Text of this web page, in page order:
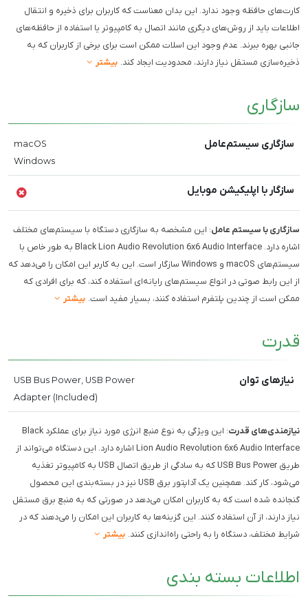
کارت‌های حافظه وجود ندارد. این بدان معناست که کاربران برای ذخیره و انتقال
اطلاعات باید از روش‌های دیگری مانند اتصال به کامپیوتر یا استفاده از حافظه‌های
جانبی بهره ببرند. عدم وجود این اسلات ممکن است برای برخی از کاربران که به
ذخیره‌سازی مستقل نیاز دارند، محدودیت ایجاد کند. بیشتر
سازگاری
سازگاری سیستم‌عامل
macOS
Windows
سازگار با اپلیکیشن موبایل
سازگاری با سیستم عامل: این مشخصه به سازگاری دستگاه با سیستم‌های مختلف
اشاره دارد. Black Lion Audio Revolution 6x6 Audio Interface به طور خاص با
سیستم‌های macOS و Windows سازگار است. این به کاربر این امکان را می‌دهد که
از این رابط صوتی در انواع سیستم‌های رایانه‌ای استفاده کند، که برای افرادی که
ممکن است از چندین پلتفرم استفاده کنند، بسیار مفید است. بیشتر
قدرت
نیازهای توان
USB Bus Power, USB Power
Adapter (Included)
نیازمندی‌های قدرت
: این ویژگی به نوع منبع انرژی مورد نیاز برای عملکرد Black
Lion Audio Revolution 6x6 Audio Interface اشاره دارد. این دستگاه می‌تواند از
طریق USB Bus Power که به سادگی از طریق اتصال USB به کامپیوتر تغذیه
می‌شود، کار کند. همچنین یک آداپتور برق USB نیز در بسته‌بندی این محصول
گنجانده شده است که به کاربران امکان می‌دهد در صورتی که به منبع برق مستقل
نیاز دارند، از آن استفاده کنند. این گزینه‌ها به کاربران این امکان را می‌دهند که در
شرایط مختلف، دستگاه را به راحتی راه‌اندازی کنند. بیشتر
اطلاعات بسته بندی